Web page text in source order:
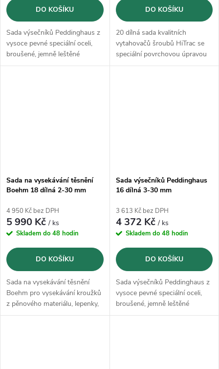
DO KOŠÍKU
Sada výsečníků Peddinghaus z
vysoce pevné speciální oceli,
broušené, jemně leštěné
DO KOŠÍKU
20 dílná sada kvalitních
vytahovačů šroubů HiTrac se
speciální povrchovou úpravou
TP
Sada na vysekávání těsnění
Boehm 18 dílná 2-30 mm
4 950 Kč bez DPH
5 990 Kč/ ks
Skladem do 48 hodin
DO KOŠÍKU
Sada na vysekávání těsnění
Boehm pro vysekávání kroužků
z pěnového materiálu, lepenky,
pryže, kůže, plastu, olova atd.
Sada výsečníků Peddinghaus
16 dílná 3-30 mm
3 613 Kč bez DPH
4 372 Kč/ ks
Skladem do 48 hodin
DO KOŠÍKU
Sada výsečníků Peddinghaus z
vysoce pevné speciální oceli,
broušené, jemně leštěné